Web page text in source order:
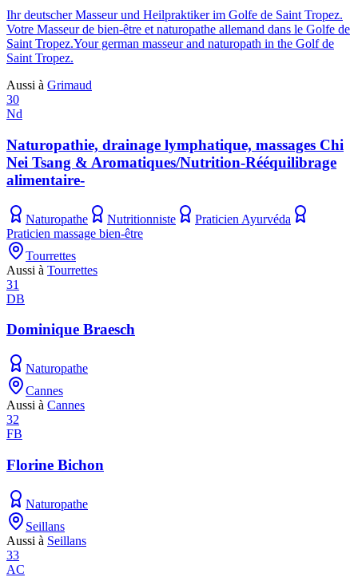
Ihr deutscher Masseur und Heilpraktiker im Golfe de Saint Tropez.
Votre Masseur de bien-être et naturopathe allemand dans le Golfe de
Saint Tropez.Your german masseur and naturopath in the Golf de
Saint Tropez.
Aussi à Grimaud
30
Nd
Naturopathie, drainage lymphatique, massages Chi
Nei Tsang & Aromatiques/Nutrition-Rééquilibrage
alimentaire-
Naturopathe Nutritionniste
Praticien Ayurvéda
Praticien massage bien-être
Tourrettes
Aussi à Tourrettes
31
DB
Dominique Braesch
Naturopathe
Cannes
Aussi à Cannes
32
FB
Florine Bichon
Naturopathe
Seillans
Aussi à Seillans
33
AC